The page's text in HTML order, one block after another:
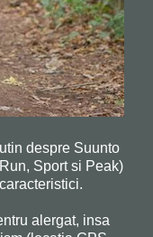
despre Suunto
Sport si Peak)
alergat, insa